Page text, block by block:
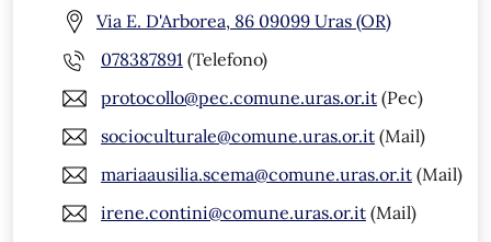
Via E. D'Arborea, 86 09099 Uras (OR)
078387891 (Telefono)
protocollo@pec.comune.uras.or.it (Pec)
socioculturale@comune.uras.or.it (Mail)
mariaausilia.scema@comune.uras.or.it (Mail)
irene.contini@comune.uras.or.it (Mail)